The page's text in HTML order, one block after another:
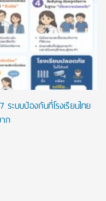
ระบบป้องกันที่โรงเรียนไทย
ก